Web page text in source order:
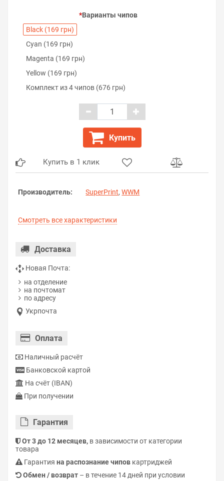
Варианты чипов
Black (169 грн)
Cyan (169 грн)
Magenta (169 грн)
Yellow (169 грн)
Комплект из 4 чипов (676 грн)
Купить
Купить в 1 клик
Производитель: SuperPrint,WWM
Смотреть все характеристики
Доставка
Новая Почта:
на отделение
на почтомат
по адресу
Укрпочта
Оплата
Наличный расчёт
Банковской картой
На счёт (IBAN)
При получении
Гарантия
От 3 до 12 месяцев, в зависимости от категории
товара
Гарантия на распознание чипов картриджей
Обмен / возврат – в течение 14 дней при условии